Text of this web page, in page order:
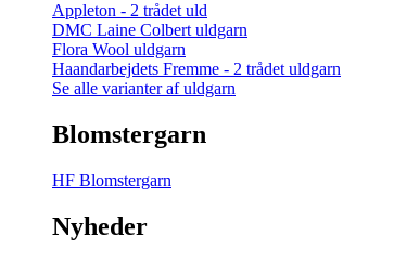
Appleton - 2 trådet uld
DMC Laine Colbert uldgarn
Flora Wool uldgarn
Haandarbejdets Fremme - 2 trådet uldgarn
Se alle varianter af uldgarn
Blomstergarn
HF Blomstergarn
Nyheder